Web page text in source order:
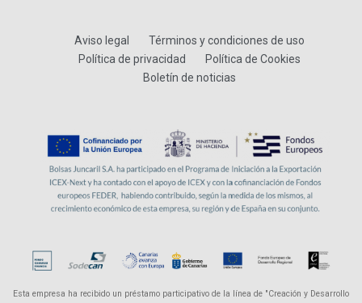
Aviso legal
Términos y condiciones de uso
Política de privacidad
Política de Cookies
Boletín de noticias
Esta empresa ha recibido un préstamo participativo de la línea de "Creación y Desarrollo